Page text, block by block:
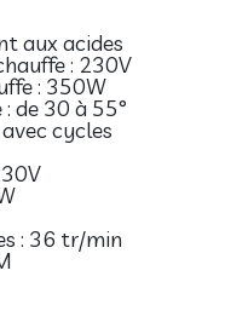
aux acides
: 230V
: 350W
de 30 à 55°
cycles
: 36 tr/min